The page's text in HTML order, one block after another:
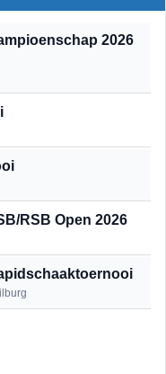
2026
RSB Open 2026